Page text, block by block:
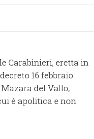
Carabinieri, eretta in
16 febbraio
Mazara del Vallo,
è apolitica e non